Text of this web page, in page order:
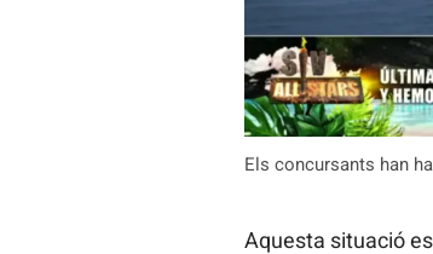
Els concursants han
Aquesta situació